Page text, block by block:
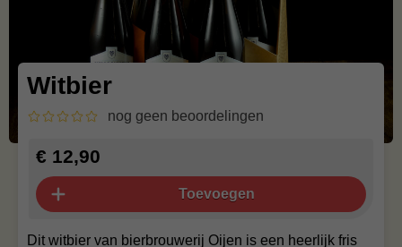
Witbier
nog geen beoordelingen
Dit witbier van bierbrouwerij Oijen is een heerlijk fris
€ 12,90
Toevoegen